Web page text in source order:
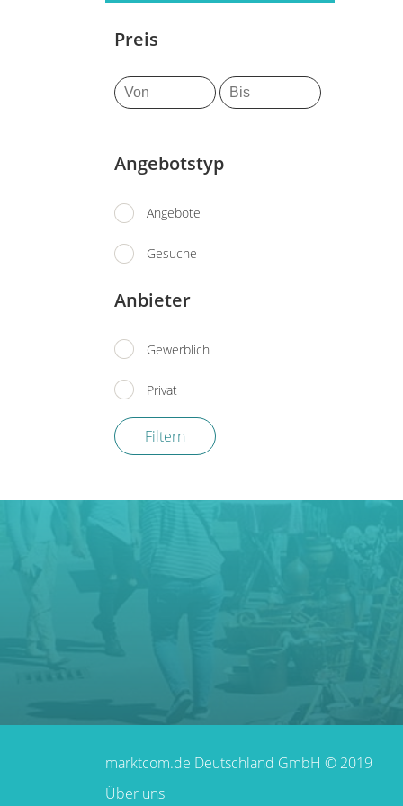
Schuhe Mädchen
Schuhe Jungen
Preis
Angebotstyp
Angebote
Gesuche
Anbieter
Gewerblich
Privat
Filtern
marktcom.de Deutschland GmbH © 2019
Über uns